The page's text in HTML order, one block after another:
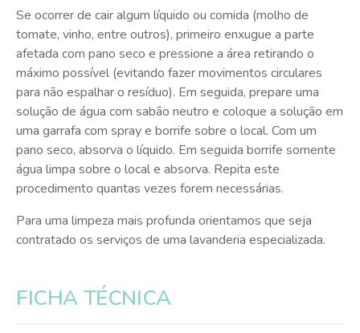
Se ocorrer de cair algum líquido ou comida (molho de
tomate, vinho, entre outros), primeiro enxugue a parte
afetada com pano seco e pressione a área retirando o
máximo possível (evitando fazer movimentos circulares
para não espalhar o resíduo). Em seguida, prepare uma
solução de água com sabão neutro e coloque a solução em
uma garrafa com spray e borrife sobre o local. Com um
pano seco, absorva o líquido. Em seguida borrife somente
água limpa sobre o local e absorva. Repita este
procedimento quantas vezes forem necessárias.
Para uma limpeza mais profunda orientamos que seja
contratado os serviços de uma lavanderia especializada.
FICHA TÉCNICA